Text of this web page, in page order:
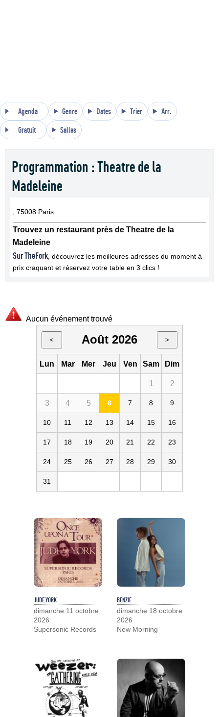
Agenda Genre Dates Trier Arr.
Gratuit Salles
Programmation : Theatre de la
Madeleine
, 75008 Paris
Trouvez un restaurant près de Theatre de la
Madeleine
Sur TheFork , découvrez les meilleures adresses du moment à
prix craquant et réservez votre table en 3 clics !
Aucun événement trouvé
< Août 2026 >
Lun Mar Mer Jeu Ven Sam Dim
1 2
3 4 5 6 7 8 9
10 11 12 13 14 15 16
17 18 19 20 21 22 23
24 25 26 27 28 29 30
31
JUDE YORK
dimanche 11 octobre
2026
Supersonic Records
BENZIE
dimanche 18 octobre
2026
New Morning